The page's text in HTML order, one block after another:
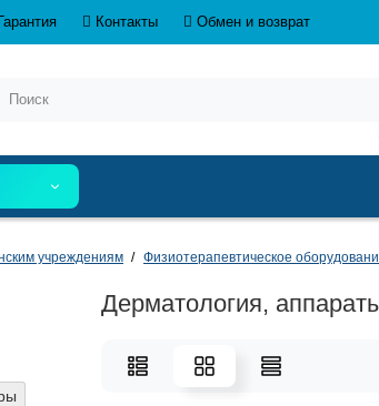
Контакты Обмен и возврат
учреждениям Физиотерапевтическое
Дерматология,